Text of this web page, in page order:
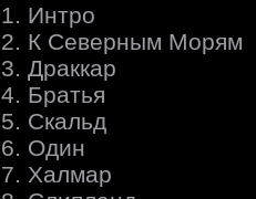
1. Интро
2. К Северным Морям
3. Драккар
4. Братья
5. Скальд
6. Один
7. Халмар